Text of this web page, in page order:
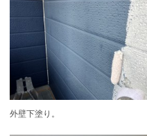
外壁下塗り。